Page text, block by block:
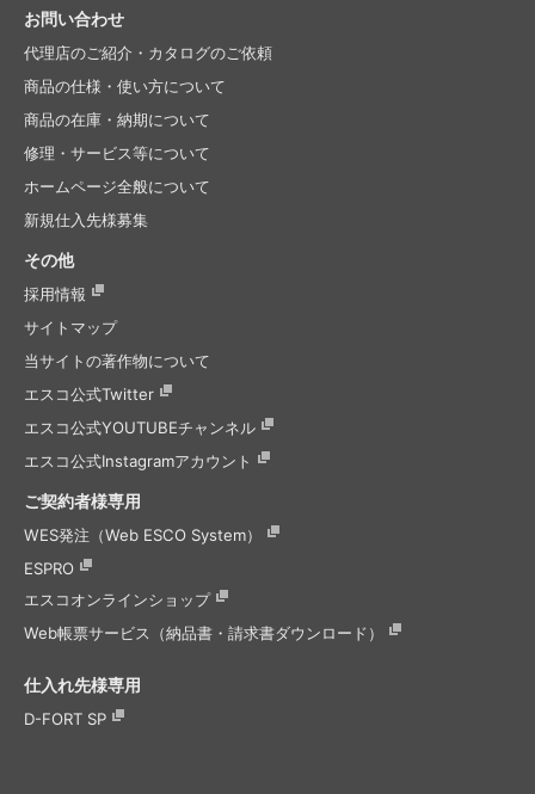
お問い合わせ
代理店のご紹介・ カタログのご依頼
商品の仕様・使い方について
商品の在庫・納期について
修理・サービス等について
ホームページ全般について
新規仕入先様募集
その他
採用情報
サイトマップ
当サイトの著作物について
エスコ公式Twitter
エスコ公式YOUTUBEチャンネル
エスコ公式Instagramアカウント
ご契約者様専用
WES発注（Web ESCO System）
ESPRO
エスコオンラインショップ
Web帳票サービス（納品書・請求書ダウンロード）
仕入れ先様専用
D-FORT SP